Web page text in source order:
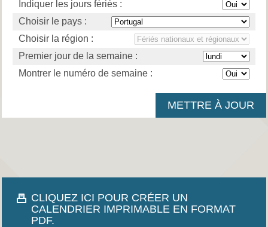
Indiquer les jours fériés :
Choisir le pays :
Choisir la région :
Premier jour de la semaine :
Montrer le numéro de semaine :
CLIQUEZ ICI POUR CRÉER UN
CALENDRIER IMPRIMABLE EN FORMAT
PDF.